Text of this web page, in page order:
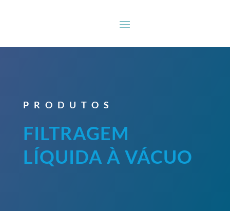
PRODUTOS
FILTRAGEM
LÍQUIDA À VÁCUO